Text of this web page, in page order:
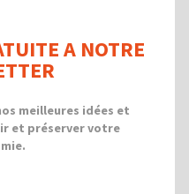
A NOTRE
meilleures idées et
et préserver votre